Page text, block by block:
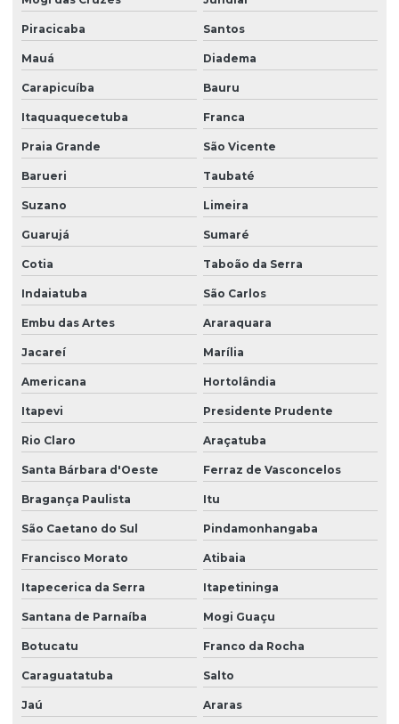
Empresa de limpeza de vidros e fachadas sp
Empresa de limpeza de vidros e janelas
Empresa de manutenção predial
Empresa de portaria e limpeza
Empresa de portaria e recepção
Empresa de serviço terceirizado
Empresa de serviços terceirizados
Empresa de serviços terceirizados de limpeza
Empresa de terceirização de limpeza
Empresa de terceirização de mão de obra
Empresa terceirização recepcionista
Empresa de terceirização de serviços gerais
Empresa de terceirização de serviços de limpeza
Empresa terceirização de zelador
Empresa terceirizada portaria
Empresa de zeladoria e portaria
Empresas de limpeza zeladoria
Empresas de portaria virtual
Empresas de recepção e atendimento
Piracicaba Santos
Mauá Diadema
Carapicuíba Bauru
Itaquaquecetuba Franca
Praia Grande São Vicente
Barueri Taubaté
Suzano Limeira
Guarujá Sumaré
Cotia Taboão da Serra
Indaiatuba São Carlos
Embu das Artes Araraquara
Jacareí Marília
Americana Hortolândia
Itapevi Presidente Prudente
Rio Claro Araçatuba
Santa Bárbara d'Oeste Ferraz de Vasconcelos
Bragança Paulista Itu
São Caetano do Sul Pindamonhangaba
Francisco Morato Atibaia
Itapecerica da Serra Itapetininga
Santana de Parnaíba Mogi Guaçu
Botucatu Franco da Rocha
Caraguatatuba Salto
Jaú Araras